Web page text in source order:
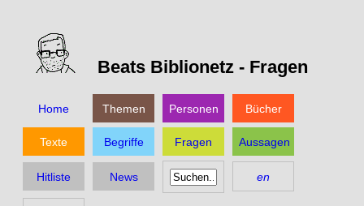
Beats Biblionetz - Fragen
Home Themen Personen Bücher
Texte Begriffe Fragen Aussagen
Hitliste News en